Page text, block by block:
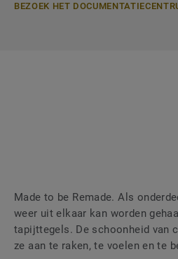
BEZOEK HET
Made to be Remade. Als
weer uit elkaar kan worden
tapijttegels. De schoonheid van
ze aan te raken, te voelen en te